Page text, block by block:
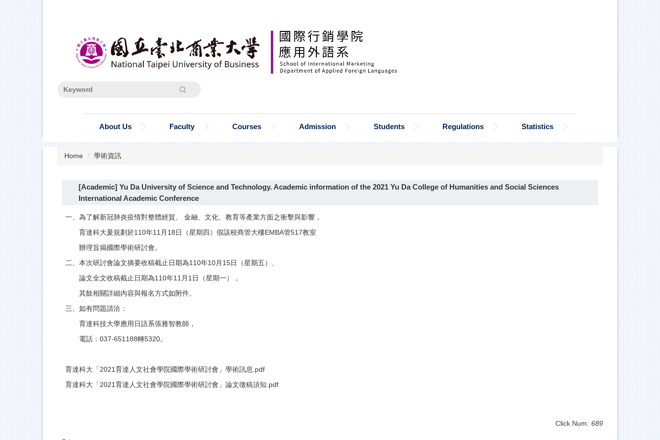
Search
About Us Faculty Courses Admission Students Regulations Statistics
Home 學術資訊
[Academic] Yu Da University of Science and Technology. Academic information of the 2021 Yu Da College of Humanities and Social Sciences
International Academic Conference
一、為了解新冠肺炎疫情對整體經貿、 金融、文化、教育等產業方面之衝擊與影響，
育達科大爰規劃於110年11月18日（星期四）假該校商管大樓EMBA管517教室
辦理旨揭國際學術研討會。
二、本次研討會論文摘要收稿截止日期為110年10月15日（星期五）、
論文全文收稿截止日期為110年11月1日（星期一），
其餘相關詳細內容與報名方式如附件。
三、如有問題請洽：
育達科技大學應用日語系張雅智教師，
電話：037-651188轉5320。
育達科大「2021育達人文社會學院國際學術研討會」學術訊息.pdf
育達科大「2021育達人文社會學院國際學術研討會」論文徵稿須知.pdf
Click Num: 689